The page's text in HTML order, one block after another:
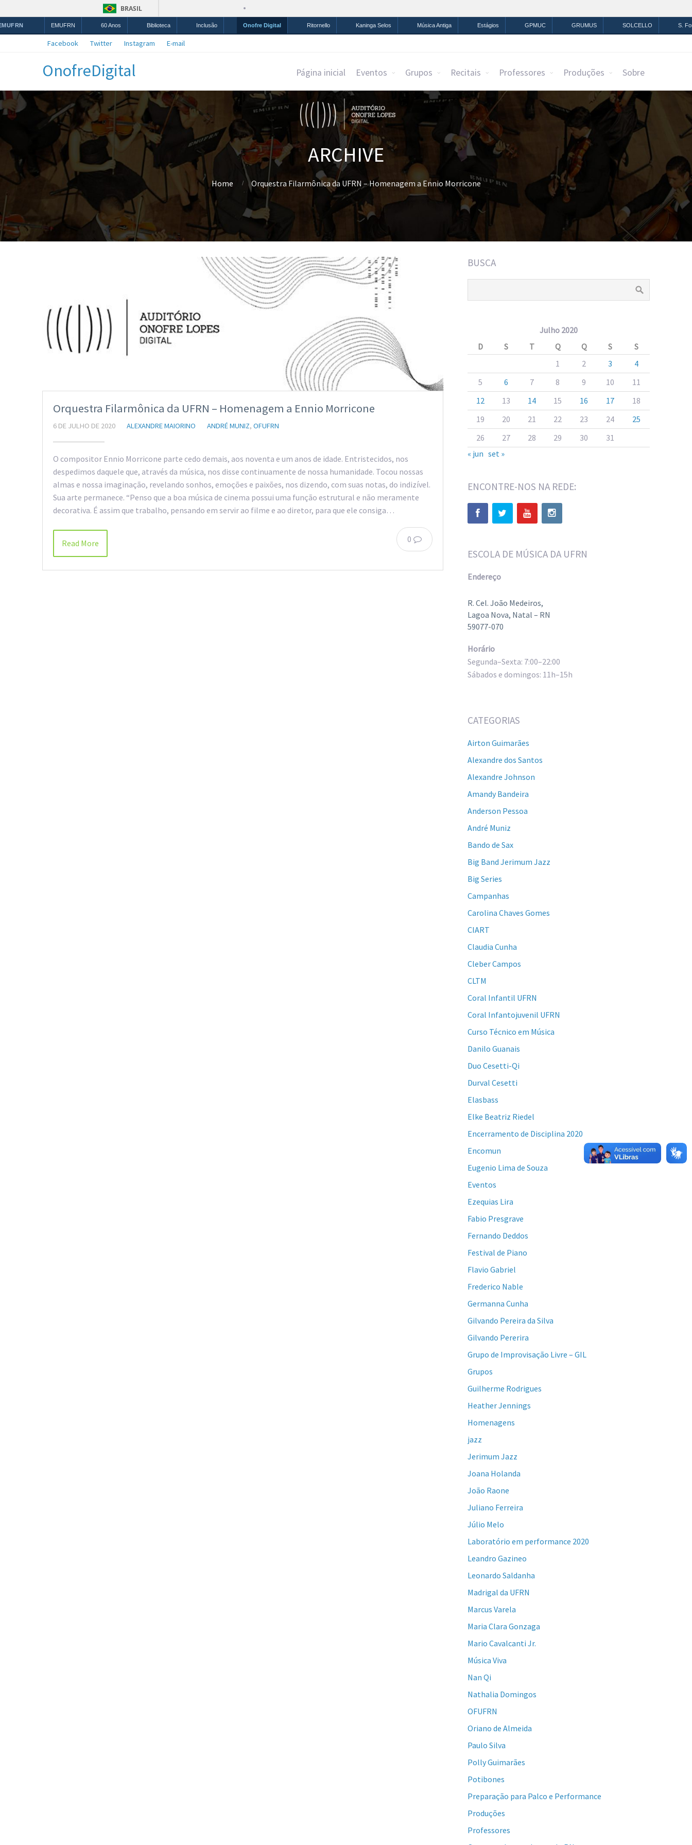
BRASIL
Simplifique!
Comunica BR Participe Acesso à informação Legislação Canais
EMUFRN 60 Anos Biblioteca Inclusão Onofre Digital Ritornello Kaninga Selos Música Antiga Estágios GPMUC GRUMUS SOLCELLO S.
Facebook Twitter Instagram E-mail
OnofreDigital Página inicial Eventos Grupos Recitais Professores Produções Sobre
ARCHIVE
Home Orquestra Filarmônica da UFRN – Homenagem a Ennio Morricone
Orquestra Filarmônica da UFRN – Homenagem a Ennio Morricone
6 DE JULHO DE 2020 ALEXANDRE MAIORINO ANDRÉ MUNIZ, OFUFRN
O compositor Ennio Morricone parte cedo demais, aos noventa e um anos de idade. Entristecidos, nos
despedimos daquele que, através da música, nos disse continuamente de nossa humanidade. Tocou nossas
almas e nossa imaginação, revelando sonhos, emoções e paixões, nos dizendo, com suas notas, do indizível.
Sua arte permanece. “Penso que a boa música de cinema possui uma função estrutural e não meramente
decorativa. É assim que trabalho, pensando em servir ao filme e ao diretor, para que ele consiga…
0
Read More
BUSCA
Julho 2020
D
S T Q Q S
S
1
2 3
4
5
6 7 8 9 10
11
12
13 14 15 16 17
18
19
20 21 22 23 24
25
26
27 28 29 30
31
« jun set »
ENCONTRE-NOS NA REDE:
ESCOLA DE MÚSICA DA UFRN
Endereço
R. Cel. João Medeiros,
Lagoa Nova, Natal – RN
59077-070
Horário
Segunda–Sexta: 7:00–22:00
Sábados e domingos: 11h–15h
CATEGORIAS
Airton Guimarães
Alexandre dos Santos
Alexandre Johnson
Amandy Bandeira
Anderson Pessoa
André Muniz
Bando de Sax
Big Band Jerimum Jazz
Big Series
Campanhas
Carolina Chaves Gomes
CIART
Claudia Cunha
Cleber Campos
CLTM
Coral Infantil UFRN
Coral Infantojuvenil UFRN
Curso Técnico em Música
Danilo Guanais
Duo Cesetti-Qi
Durval Cesetti
Elasbass
Elke Beatriz Riedel
Encerramento de Disciplina 2020
Encomun
Eugenio Lima de Souza
Eventos
Ezequias Lira
Fabio Presgrave
Fernando Deddos
Festival de Piano
Flavio Gabriel
Frederico Nable
Germanna Cunha
Gilvando Pereira da Silva
Gilvando Pererira
Grupo de Improvisação Livre – GIL
Grupos
Guilherme Rodrigues
Heather Jennings
Homenagens
jazz
Jerimum Jazz
Joana Holanda
João Raone
Juliano Ferreira
Júlio Melo
Laboratório em performance 2020
Leandro Gazineo
Leonardo Saldanha
Madrigal da UFRN
Marcus Varela
Maria Clara Gonzaga
Mario Cavalcanti Jr.
Música Viva
Nan Qi
Nathalia Domingos
OFUFRN
Oriano de Almeida
Paulo Silva
Polly Guimarães
Potibones
Preparação para Palco e Performance
Produções
Professores